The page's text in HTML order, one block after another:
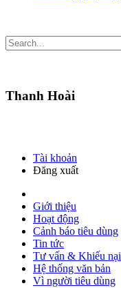
Thanh Hoài
Tài khoản
Đăng xuất
Giới thiệu
Hoạt động
Cảnh báo tiêu dùng
Tin tức
Tư vấn & Khiếu nại
Hệ thống văn bản
Vì người tiêu dùng